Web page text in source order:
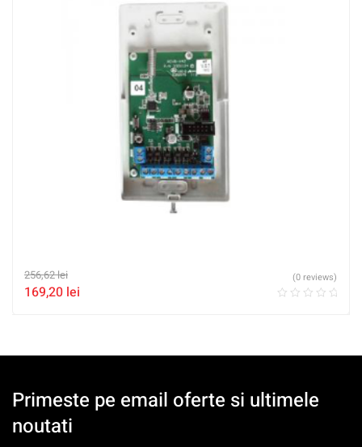
256,62lei
169,20 lei
(0 reviews)
Primeste pe email oferte si ultimele
noutati